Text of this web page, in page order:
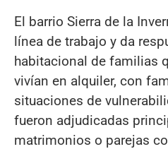
El barrio Sierra de la
línea de trabajo y da
habitacional de familias
vivían en alquiler, con
situaciones de
fueron adjudicadas
matrimonios o parejas